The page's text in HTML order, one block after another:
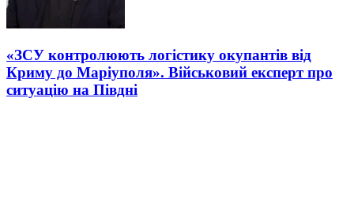
«ЗСУ контролюють логістику окупантів від
Криму до Маріуполя». Військовий експерт про
ситуацію на Півдні